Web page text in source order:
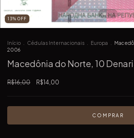
13% OFF
Início Cédulas Internacionais Europa
2006
Macedônia do Norte, 10
R$16,00 R$14,00